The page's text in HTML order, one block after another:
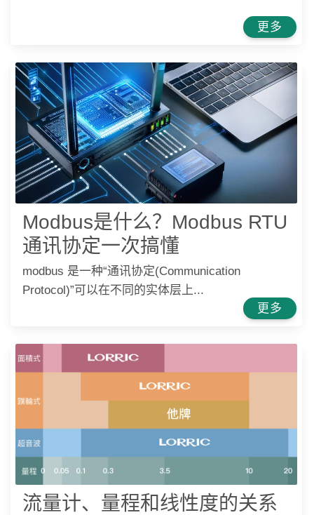
更多
Modbus是什么？Modbus RTU
通讯协定一次搞懂
modbus 是一种“通讯协定(Communication
Protocol)”可以在不同的实体层上...
更多
流量计、量程和线性度的关系